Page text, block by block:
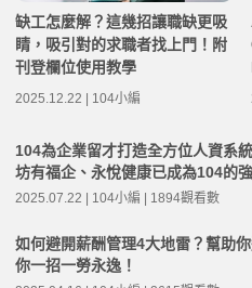
缺工怎麼解？這幾招讓職缺更吸
睛，吸引對的求職者找上門！附
刊登欄位使用教學
2025.12.22 | 104小編
104為企業留才打造全方位人資系
坊有福企、永悅健康已成為104的
2025.07.22 | 104小編 | 1894觀看數
如何避開薪酬管理4大地雷？幫助
你一招一勞永逸！